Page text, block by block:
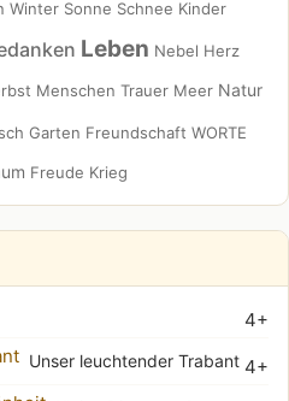
Winter Sonne Schnee Kinder
Leben Nebel Herz
Menschen Trauer Meer Natur
Garten Freundschaft WORTE
Freude Krieg
4+
4+
Unser leuchtender Trabant